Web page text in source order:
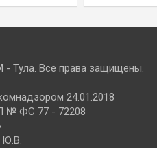
- Тула. Все права защищены.
24.01.2018
№ ФС 77 - 72208
Ю.В.